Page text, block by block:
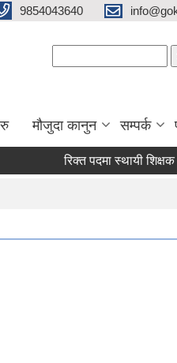
9854043640
मौजुदा कानुन सम्पर्क
रिक्त पदमा स्थायी शिक्षक